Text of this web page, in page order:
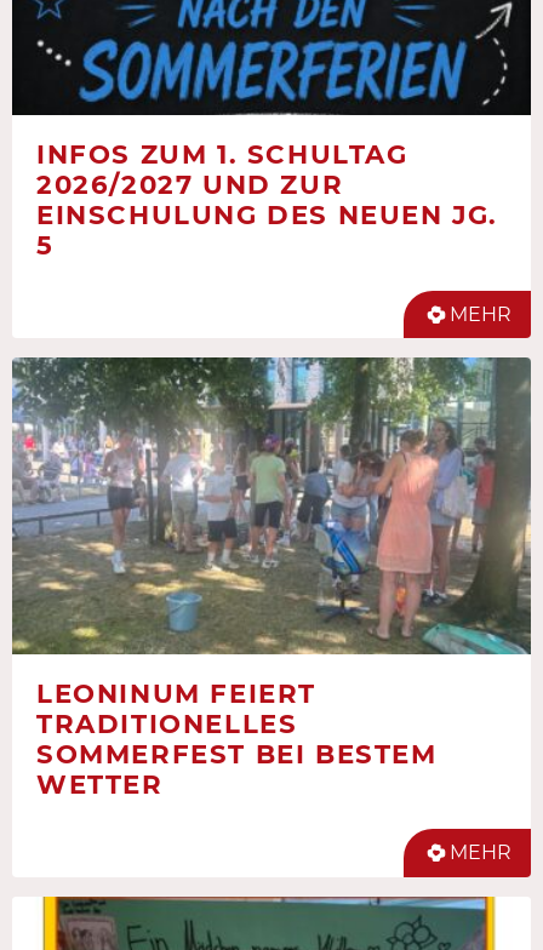
INFOS ZUM 1. SCHULTAG
2026/2027 UND ZUR
EINSCHULUNG DES NEUEN JG.
5
MEHR
LEONINUM FEIERT
TRADITIONELLES
SOMMERFEST BEI BESTEM
WETTER
MEHR